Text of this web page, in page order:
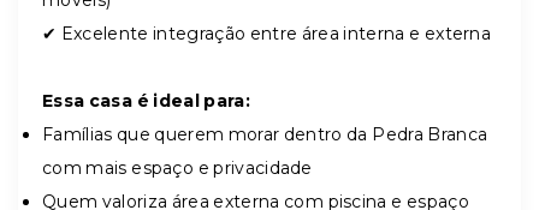
✔ Excelente integração entre área interna e externa
Essa casa é ideal para:
Famílias que querem morar dentro da Pedra Branca
com mais espaço e privacidade
Quem valoriza área externa com piscina e espaço